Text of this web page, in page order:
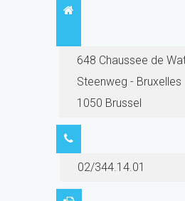
648 Chaussee de
Steenweg - Bruxelles
1050 Brussel
02/344.14.01